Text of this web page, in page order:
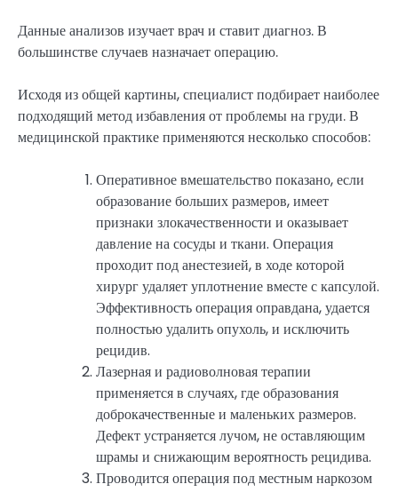
Данные анализов изучает врач и ставит диагноз. В
большинстве случаев назначает операцию.
Исходя из общей картины, специалист подбирает наиболее
подходящий метод избавления от проблемы на груди. В
медицинской практике применяются несколько способов:
Оперативное вмешательство показано, если
образование больших размеров, имеет
признаки злокачественности и оказывает
давление на сосуды и ткани. Операция
проходит под анестезией, в ходе которой
хирург удаляет уплотнение вместе с капсулой.
Эффективность операция оправдана, удается
полностью удалить опухоль, и исключить
рецидив.
Лазерная и радиоволновая терапии
применяется в случаях, где образования
доброкачественные и маленьких размеров.
Дефект устраняется лучом, не оставляющим
шрамы и снижающим вероятность рецидива.
Проводится операция под местным наркозом